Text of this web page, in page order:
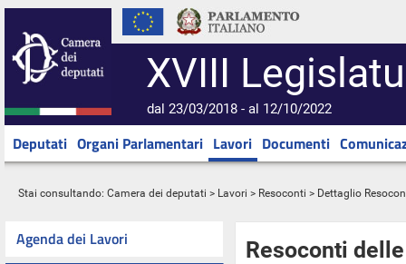
XVIII
dal 23/03/2018 - al 12/10/2022
Deputati Organi Parlamentari Lavori Documenti
Stai consultando: Camera dei deputati > Lavori > Resoconti > Dettaglio
Agenda dei Lavori
Resoconti